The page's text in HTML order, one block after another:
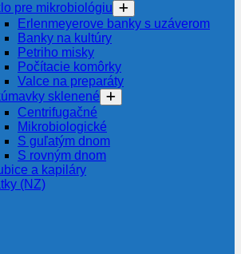
pre mikrobiológiu
Erlenmeyerove banky s uzáverom
Banky na kultúry
Petriho misky
Počítacie komôrky
Valce na preparáty
sklenené
Centrifugačné
Mikrobiologické
S guľatým dnom
S rovným dnom
a kapiláry
(NZ)